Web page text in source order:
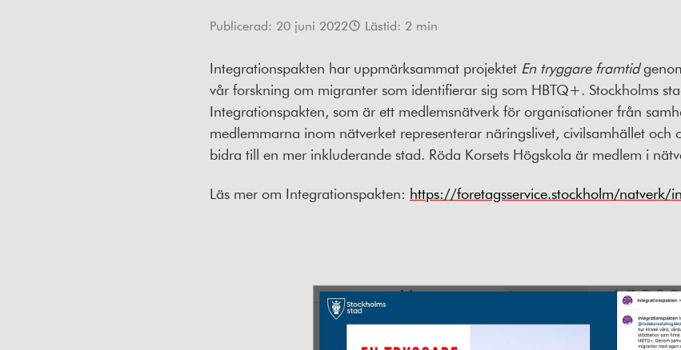
Publicerad: 20 juni 2022 Lästid: 2 min
Integrationspakten har uppmärksammat projektet En tryggare framtid
vår forskning om migranter som identifierar sig som HBTQ+. Stockholms
Integrationspakten, som är ett medlemsnätverk för organisationer från
medlemmarna inom nätverket representerar näringslivet, civilsamhället och
bidra till en mer inkluderande stad. Röda Korsets Högskola är medlem i
Läs mer om Integrationspakten: https://foretagsservice.stockholm/natverk/